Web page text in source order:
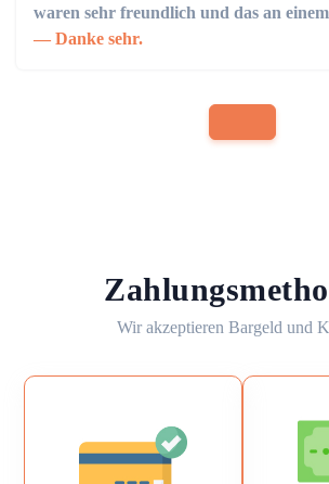
waren sehr freundlich und das an
Danke sehr.
Wir akzeptieren Bargeld und